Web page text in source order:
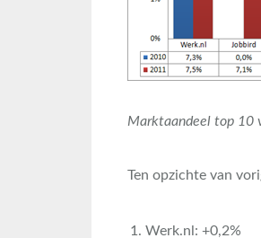
Marktaandeel top 10
Ten opzichte van
Werk.nl: +0,2%